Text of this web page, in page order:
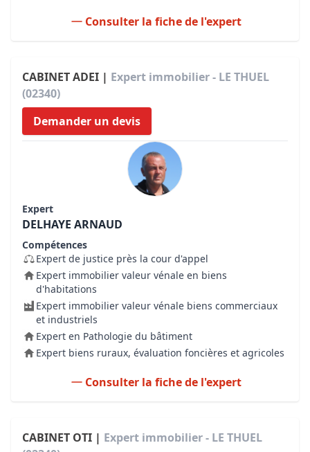
Consulter la fiche de l'expert
CABINET ADEI | Expert immobilier - LE THUEL
(02340)
Demander un devis
Expert
DELHAYE ARNAUD
Compétences
Expert de justice près la cour d'appel
Expert immobilier valeur vénale en biens
d'habitations
Expert immobilier valeur vénale biens commerciaux
et industriels
Expert en Pathologie du bâtiment
Expert biens ruraux, évaluation foncières et agricoles
Consulter la fiche de l'expert
CABINET OTI | Expert immobilier - LE THUEL